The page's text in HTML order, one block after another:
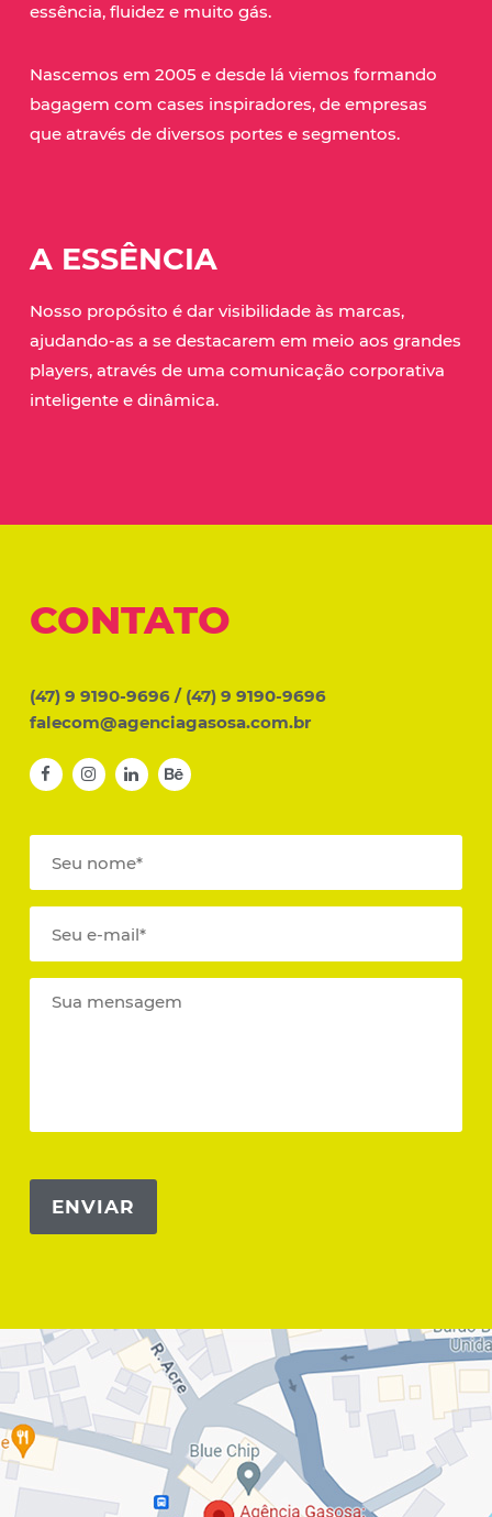
essência, fluidez e muito gás.
Nascemos em 2005 e desde lá viemos formando
bagagem com cases inspiradores, de empresas
que através de diversos portes e segmentos.
A ESSÊNCIA
Nosso propósito é dar visibilidade às marcas,
ajudando-as a se destacarem em meio aos grandes
players, através de uma comunicação corporativa
inteligente e dinâmica.
CONTATO
(47) 9 9190-9696/ (47) 9 9190-9696
falecom@agenciagasosa.com.br